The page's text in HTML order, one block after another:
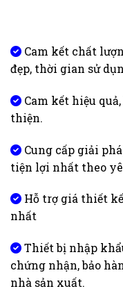
Cam kết chất
đẹp, thời gian sử
Cam kết hiệu
thiện.
Cung cấp giải
tiện lợi nhất theo
Hỗ trợ giá thiết
nhất
Thiết bị nhập
chứng nhận, bảo
nhà sản xuất.